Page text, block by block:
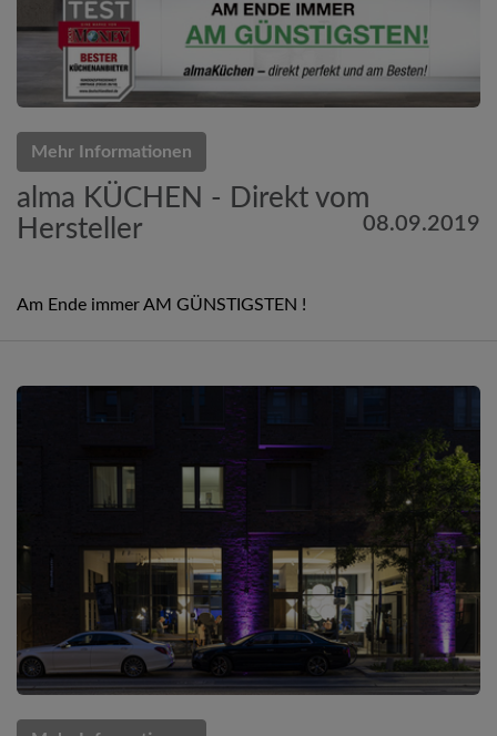
Mehr Informationen
alma KÜCHEN - Direkt vom
Hersteller
08.09.2019
Am Ende immer AM GÜNSTIGSTEN !